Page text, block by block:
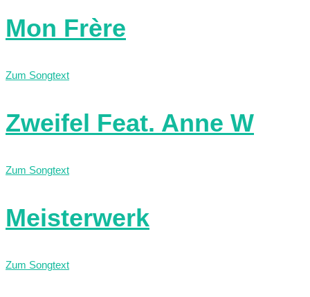
Mon Frère
Zum Songtext
Zweifel Feat. Anne W
Zum Songtext
Meisterwerk
Zum Songtext